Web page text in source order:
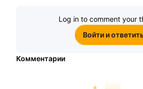
Log in to comment your
Войти и
Комментарии